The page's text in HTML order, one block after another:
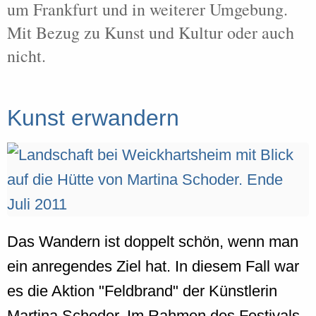
um Frankfurt und in weiterer Umgebung.
Mit Bezug zu Kunst und Kultur oder auch
nicht.
Kunst erwandern
Das Wandern ist doppelt schön, wenn man
ein anregendes Ziel hat. In diesem Fall war
es die Aktion "Feldbrand" der Künstlerin